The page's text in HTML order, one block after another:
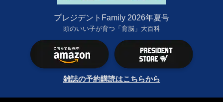
プレジデントFamily 2026年夏号
頭のいい子が育つ「育脳」大百科
雑誌の予約購読はこちらから